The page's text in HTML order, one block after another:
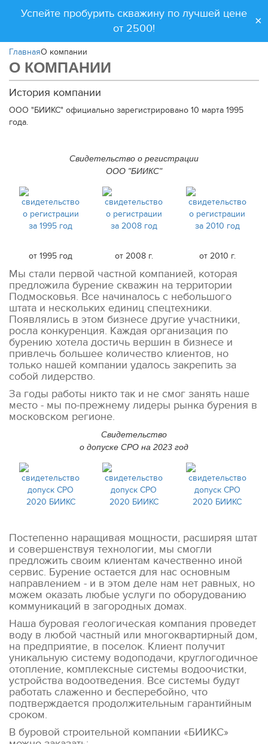
Успейте пробурить скважину по лучшей цене
от 2500!
×
ГлавнаяО компании
О КОМПАНИИ
История компании
ООО "БИИКС" официально зарегистрировано 10 марта 1995
года.
Свидетельство о регистрации
ООО "БИИКС"
от 1995 год от 2008 г. от 2010 г.
Мы стали первой частной компанией, которая
предложила бурение скважин на территории
Подмосковья. Все начиналось с небольшого
штата и нескольких единиц спецтехники.
Появлялись в этом бизнесе другие участники,
росла конкуренция. Каждая организация по
бурению хотела достичь вершин в бизнесе и
привлечь большее количество клиентов, но
только нашей компании удалось закрепить за
собой лидерство.
За годы работы никто так и не смог занять наше
место - мы по-прежнему лидеры рынка бурения в
московском регионе.
Свидетельство
о допуске СРО на 2023 год
Постепенно наращивая мощности, расширяя штат
и совершенствуя технологии, мы смогли
предложить своим клиентам качественно иной
сервис. Бурение остается для нас основным
направлением - и в этом деле нам нет равных, но
можем оказать любые услуги по оборудованию
коммуникаций в загородных домах.
Наша буровая геологическая компания проведет
воду в любой частный или многоквартирный дом,
на предприятие, в поселок. Клиент получит
уникальную систему водоподачи, круглогодичное
отопление, комплексные системы водоочистки,
устройства водоотведения. Все системы будут
работать слаженно и бесперебойно, что
подтверждается продолжительным гарантийным
сроком.
В буровой строительной компании «БИИКС»